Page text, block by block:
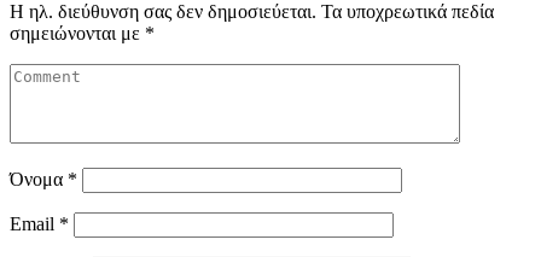
Η ηλ. διεύθυνση σας δεν δημοσιεύεται. Τα υποχρεωτικά πεδία
σημειώνονται με *
Όνομα *
Email *